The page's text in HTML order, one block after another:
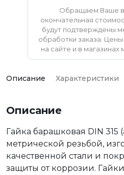
Обращаем Ваше
окончательная
будут подтверждены
обработки заказа.
на сайте и в магазинах
Описание Характеристики
Описание
Гайка барашковая DIN
метрической резьбой,
качественной стали и
защиты от коррозии.